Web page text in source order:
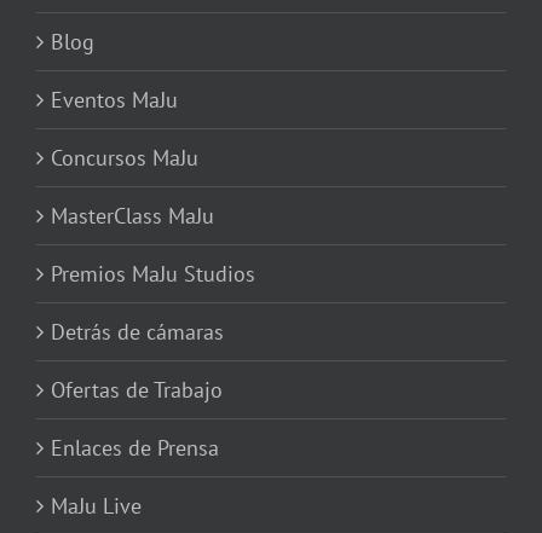
Blog
Eventos MaJu
Concursos MaJu
MasterClass MaJu
Premios MaJu Studios
Detrás de cámaras
Ofertas de Trabajo
Enlaces de Prensa
MaJu Live